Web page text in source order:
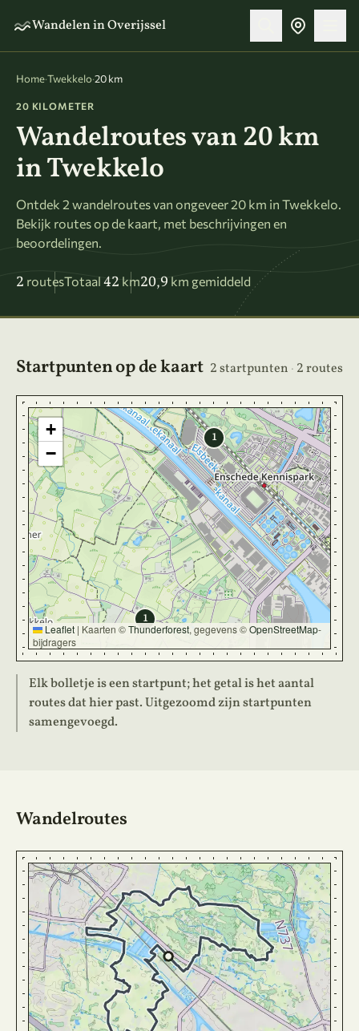
Wandelen in Overijssel
Home·Twekkelo·20 km
20 KILOMETER
Wandelroutes van 20 km
in Twekkelo
Ontdek 2 wandelroutes van ongeveer 20 km in Twekkelo.
Bekijk routes op de kaart, met beschrijvingen en
beoordelingen.
2 routesTotaal 42 km20,9 km gemiddeld
Startpunten op de kaart 2 startpunten · 2 routes
1
1
+
−
Leaflet | Kaarten ©Thunderforest, gegevens ©OpenStreetMap-
bijdragers
Elk bolletje is een startpunt; het getal is het aantal
routes dat hier past. Uitgezoomd zijn startpunten
samengevoegd.
Wandelroutes